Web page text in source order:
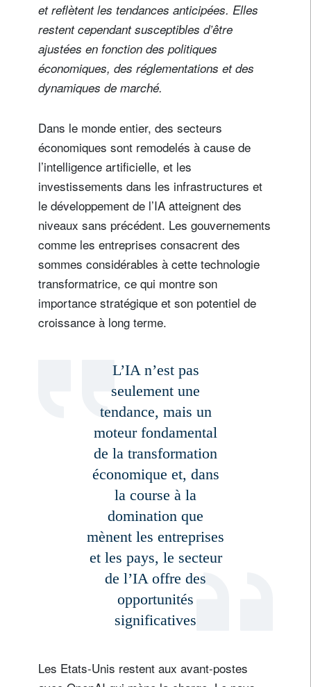
et reflètent les tendances anticipées. Elles
restent cependant susceptibles d’être
ajustées en fonction des politiques
économiques, des réglementations et des
dynamiques de marché.
Dans le monde entier, des secteurs
économiques sont remodelés à cause de
l’intelligence artificielle, et les
investissements dans les infrastructures et
le développement de l’IA atteignent des
niveaux sans précédent. Les gouvernements
comme les entreprises consacrent des
sommes considérables à cette technologie
transformatrice, ce qui montre son
importance stratégique et son potentiel de
croissance à long terme.
L’IA n’est pas
seulement une
tendance, mais un
moteur fondamental
de la transformation
économique et, dans
la course à la
domination que
mènent les entreprises
et les pays, le secteur
de l’IA offre des
opportunités
significatives
Les Etats-Unis restent aux avant-postes